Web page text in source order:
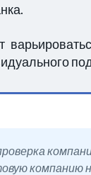
компанию